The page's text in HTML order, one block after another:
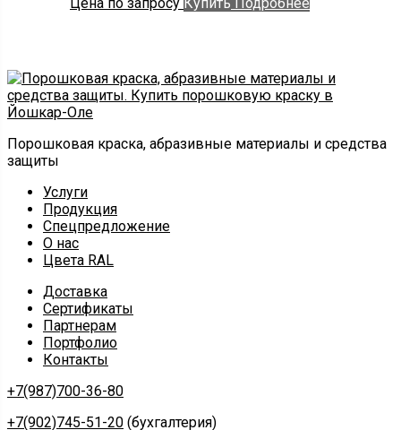
Порошковая краска, абразивные материалы и средства
защиты
Услуги
Продукция
Спецпредложение
О нас
Цвета RAL
Доставка
Сертификаты
Партнерам
Портфолио
Контакты
+7(987)700-36-80
+7(902)745-51-20 (бухгалтерия)